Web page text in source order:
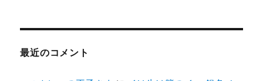
最近のコメント